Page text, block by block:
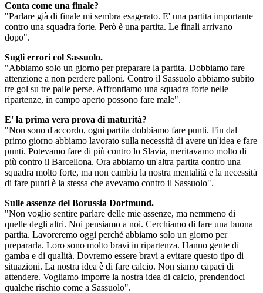
Conta come una finale?
"Parlare già di finale mi sembra esagerato. E' una partita importante
contro una squadra forte. Però è una partita. Le finali arrivano
dopo".
Sugli errori col Sassuolo.
"Abbiamo solo un giorno per preparare la partita. Dobbiamo fare
attenzione a non perdere palloni. Contro il Sassuolo abbiamo subito
tre gol su tre palle perse. Affrontiamo una squadra forte nelle
ripartenze, in campo aperto possono fare male".
E' la prima vera prova di maturità?
"Non sono d'accordo, ogni partita dobbiamo fare punti. Fin dal
primo giorno abbiamo lavorato sulla necessità di avere un'idea e fare
punti. Potevamo fare di più contro lo Slavia, meritavamo molto di
più contro il Barcellona. Ora abbiamo un'altra partita contro una
squadra molto forte, ma non cambia la nostra mentalità e la necessità
di fare punti è la stessa che avevamo contro il Sassuolo".
Sulle assenze del Borussia Dortmund.
"Non voglio sentire parlare delle mie assenze, ma nemmeno di
quelle degli altri. Noi pensiamo a noi. Cerchiamo di fare una buona
partita. Lavoreremo oggi perché abbiamo solo un giorno per
prepararla. Loro sono molto bravi in ripartenza. Hanno gente di
gamba e di qualità. Dovremo essere bravi a evitare questo tipo di
situazioni. La nostra idea è di fare calcio. Non siamo capaci di
attendere. Vogliamo imporre la nostra idea di calcio, prendendoci
qualche rischio come a Sassuolo".